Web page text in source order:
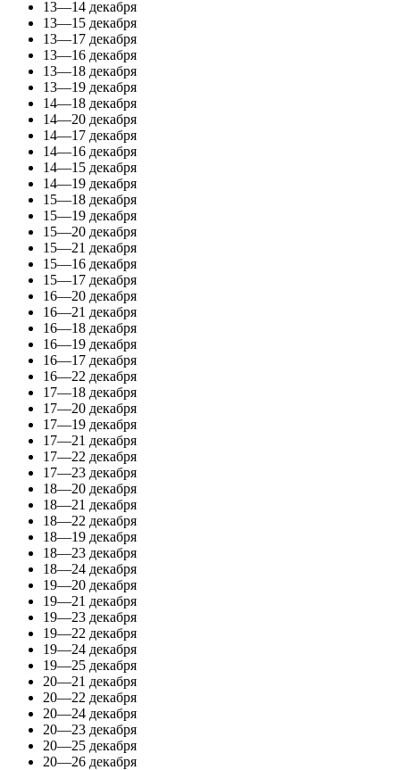
13—14 декабря
13—15 декабря
13—17 декабря
13—16 декабря
13—18 декабря
13—19 декабря
14—18 декабря
14—20 декабря
14—17 декабря
14—16 декабря
14—15 декабря
14—19 декабря
15—18 декабря
15—19 декабря
15—20 декабря
15—21 декабря
15—16 декабря
15—17 декабря
16—20 декабря
16—21 декабря
16—18 декабря
16—19 декабря
16—17 декабря
16—22 декабря
17—18 декабря
17—20 декабря
17—19 декабря
17—21 декабря
17—22 декабря
17—23 декабря
18—20 декабря
18—21 декабря
18—22 декабря
18—19 декабря
18—23 декабря
18—24 декабря
19—20 декабря
19—21 декабря
19—23 декабря
19—22 декабря
19—24 декабря
19—25 декабря
20—21 декабря
20—22 декабря
20—24 декабря
20—23 декабря
20—25 декабря
20—26 декабря